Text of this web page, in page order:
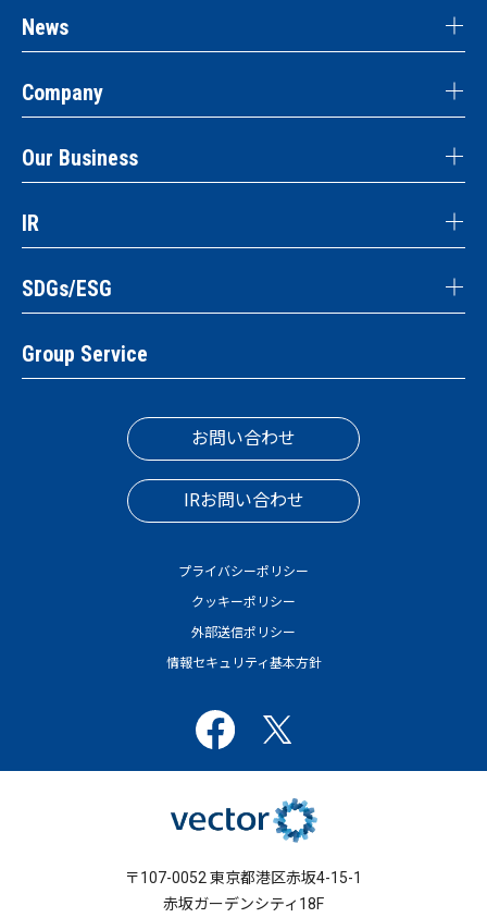
News
Company
Our Business
IR
SDGs/ESG
Group Service
お問い合わせ
IRお問い合わせ
プライバシーポリシー
クッキーポリシー
外部送信ポリシー
情報セキュリティ基本方針
〒107-0052 東京都港区赤坂4-15-1
赤坂ガーデンシティ18F